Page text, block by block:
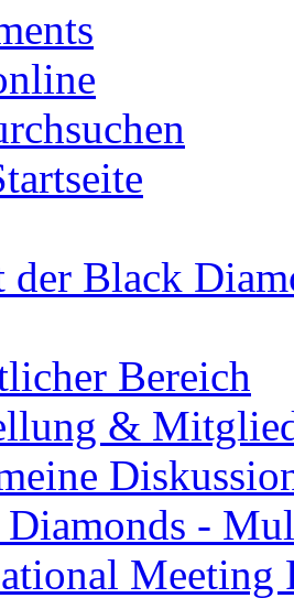
der Black
Bereich
&
-
Meeting